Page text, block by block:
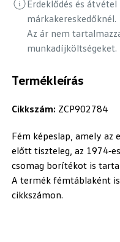
Termékleírás
Cikkszám: ZCP902784
Fém képeslap, amely az
előtt tiszteleg, az
csomag borítékot is
A termék fémtáblaként
cikkszámon.
Érdeklődés és
márkakereskedőknél.
Az ár nem
munkadíjköltségeket.